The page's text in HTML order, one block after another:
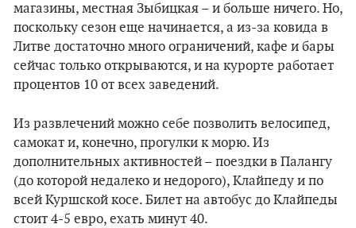
магазины, местная Зыбицкая – и больше ничего. Но,
поскольку сезон еще начинается, а из-за ковида в
Литве достаточно много ограничений, кафе и бары
сейчас только открываются, и на курорте работает
процентов 10 от всех заведений.
Из развлечений можно себе позволить велосипед,
самокат и, конечно, прогулки к морю. Из
дополнительных активностей – поездки в Палангу
(до которой недалеко и недорого), Клайпеду и по
всей Куршской косе. Билет на автобус до Клайпеды
стоит 4-5 евро, ехать минут 40.